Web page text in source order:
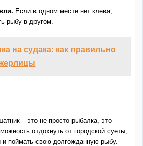
Если в одном месте нет клева,
рыбу в другом.
на судака: как правильно
– это не просто рыбалка, это
отдохнуть от городской суеты,
и поймать свою долгожданную рыбу.